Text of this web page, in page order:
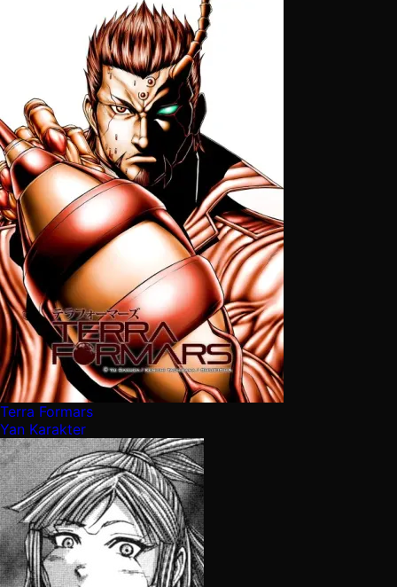
Terra Formars
Yan Karakter